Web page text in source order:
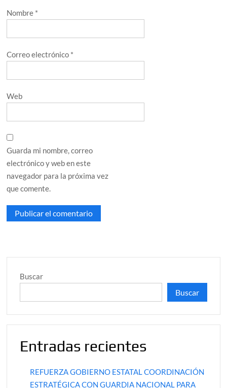
Nombre *
Correo electrónico *
Web
Guarda mi nombre, correo
electrónico y web en este
navegador para la próxima vez
que comente.
Buscar
Buscar
Entradas recientes
REFUERZA GOBIERNO ESTATAL COORDINACIÓN
ESTRATÉGICA CON GUARDIA NACIONAL PARA